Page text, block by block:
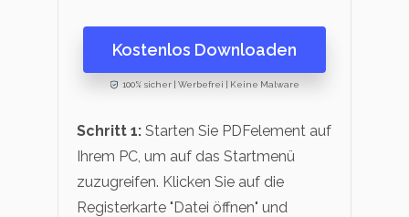
Kostenlos Downloaden
100% sicher | Werbefrei | Keine Malware
Schritt 1: Starten Sie PDFelement auf
Ihrem PC, um auf das Startmenü
zuzugreifen. Klicken Sie auf die
Registerkarte "Datei öffnen" und